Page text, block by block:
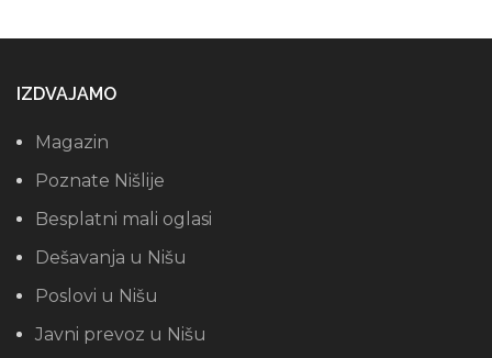
IZDVAJAMO
Magazin
Poznate Nišlije
Besplatni mali oglasi
Dešavanja u Nišu
Poslovi u Nišu
Javni prevoz u Nišu